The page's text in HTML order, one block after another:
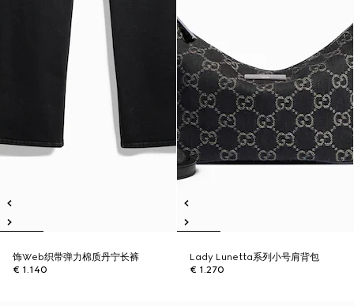
饰Web织带弹力棉质丹宁长裤
€ 1.140
Lady Lunetta系列小号肩背包
€ 1.270